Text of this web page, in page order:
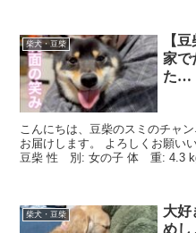
柴犬・豆柴
【
家で
た…
こんにちは、豆柴のスミのチャ
お届けします。 よろしくお願
豆柴 性 別: 女の子 体 重: 4.3
柴犬・豆柴
大好
めし